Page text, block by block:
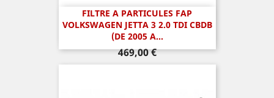
FILTRE A PARTICULES FAP
VOLKSWAGEN JETTA 3 2.0 TDI CBDB
(DE 2005 A...
Prix
469,00 €